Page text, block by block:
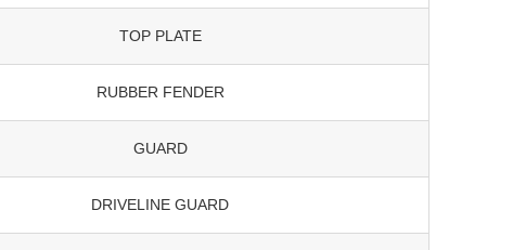
TOP PLATE
RUBBER FENDER
GUARD
DRIVELINE GUARD